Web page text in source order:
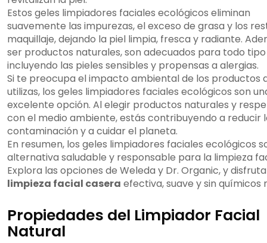
Estos geles limpiadores faciales ecológicos eliminan
suavemente las impurezas, el exceso de grasa y los
maquillaje, dejando la piel limpia, fresca y radiante.
ser productos naturales, son adecuados para todo tipo
incluyendo las pieles sensibles y propensas a alergias.
Si te preocupa el impacto ambiental de los productos
utilizas, los geles limpiadores faciales ecológicos son
excelente opción. Al elegir productos naturales y
con el medio ambiente, estás contribuyendo a reducir
contaminación y a cuidar el planeta.
En resumen, los geles limpiadores faciales ecológicos
alternativa saludable y responsable para la limpieza
Explora las opciones de Weleda y Dr. Organic, y
limpieza facial casera efectiva, suave y sin químicos
Propiedades del Limpiador Facial
Natural